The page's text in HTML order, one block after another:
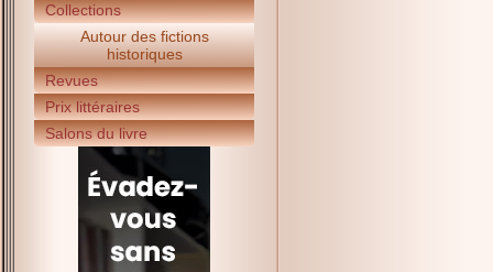
Collections
Autour des fictions
historiques
Revues
Prix littéraires
Salons du livre